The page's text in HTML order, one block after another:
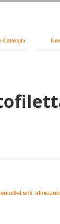
Cataloghi